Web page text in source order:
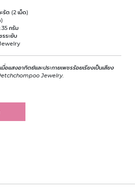
รัต (2 เม็ด)
กรัม
ระยับ
สงอาทิตย์และประกายเพชรร้อยเรียงเป็นเสียง
Jewelry.